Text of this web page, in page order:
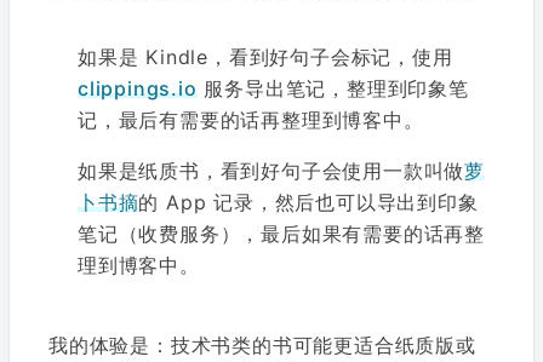
如果是 Kindle，看到好句子会标记，使用
clippings.io服务导出笔记，整理到印象笔
记，最后有需要的话再整理到博客中。
如果是纸质书，看到好句子会使用一款叫做萝
卜书摘的 App 记录，然后也可以导出到印象
笔记（收费服务），最后如果有需要的话再整
理到博客中。
我的体验是：技术书类的书可能更适合纸质版或